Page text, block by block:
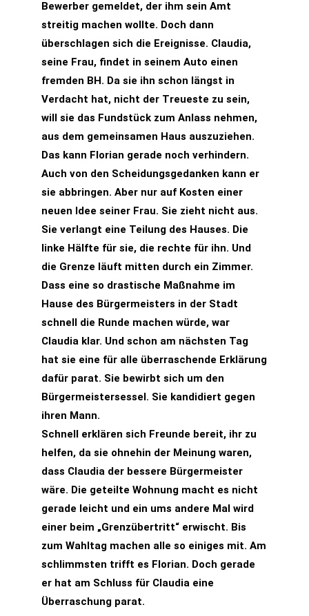
Bewerber gemeldet, der ihm sein Amt
streitig machen wollte. Doch dann
überschlagen sich die Ereignisse. Claudia,
seine Frau, findet in seinem Auto einen
fremden BH. Da sie ihn schon längst in
Verdacht hat, nicht der Treueste zu sein,
will sie das Fundstück zum Anlass nehmen,
aus dem gemeinsamen Haus auszuziehen.
Das kann Florian gerade noch verhindern.
Auch von den Scheidungsgedanken kann er
sie abbringen. Aber nur auf Kosten einer
neuen Idee seiner Frau. Sie zieht nicht aus.
Sie verlangt eine Teilung des Hauses. Die
linke Hälfte für sie, die rechte für ihn. Und
die Grenze läuft mitten durch ein Zimmer.
Dass eine so drastische Maßnahme im
Hause des Bürgermeisters in der Stadt
schnell die Runde machen würde, war
Claudia klar. Und schon am nächsten Tag
hat sie eine für alle überraschende Erklärung
dafür parat. Sie bewirbt sich um den
Bürgermeistersessel. Sie kandidiert gegen
ihren Mann.
Schnell erklären sich Freunde bereit, ihr zu
helfen, da sie ohnehin der Meinung waren,
dass Claudia der bessere Bürgermeister
wäre. Die geteilte Wohnung macht es nicht
gerade leicht und ein ums andere Mal wird
einer beim „Grenzübertritt“ erwischt. Bis
zum Wahltag machen alle so einiges mit. Am
schlimmsten trifft es Florian. Doch gerade
er hat am Schluss für Claudia eine
Überraschung parat.